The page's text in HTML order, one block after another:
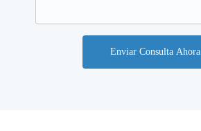
Enviar Consulta Ahora